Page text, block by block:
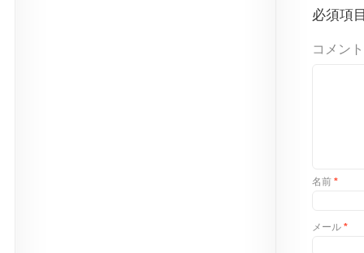
必須項
コメント
名前 *
メール *